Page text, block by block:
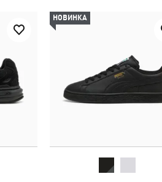
НОВИНКА